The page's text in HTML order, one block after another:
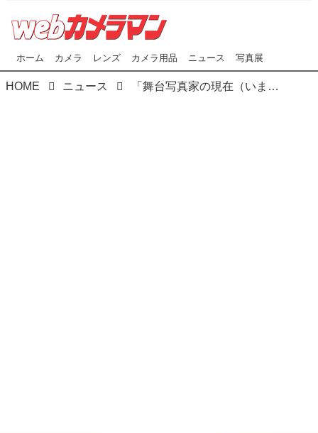
ホーム カメラ レンズ カメラ用品 ニュース 写真展
HOME ニュース 「舞台写真家の現在（いま）」､谷古宇正彦氏の公開セミナー、7月26日（水）15時～18時、東京・中野のケンコー・トキナーで開催！ 参加者募集中（定員50名・参加費無料）！